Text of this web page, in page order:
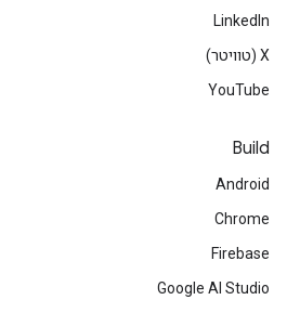
LinkedIn
‫X (טוויטר)
YouTube
Build
Android
Chrome
Firebase
Google AI Studio